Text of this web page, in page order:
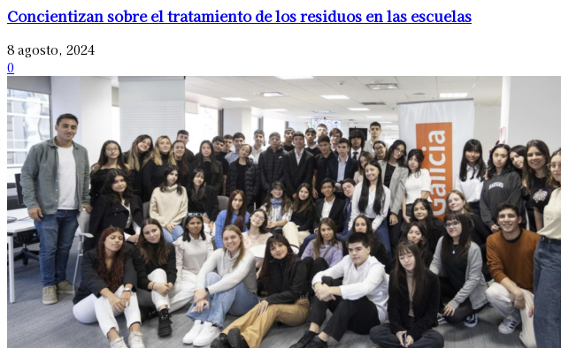
Concientizan sobre el tratamiento de los residuos en las escuelas
8 agosto, 2024
0